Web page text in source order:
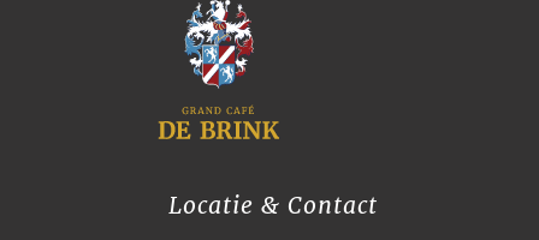
Locatie & Contact